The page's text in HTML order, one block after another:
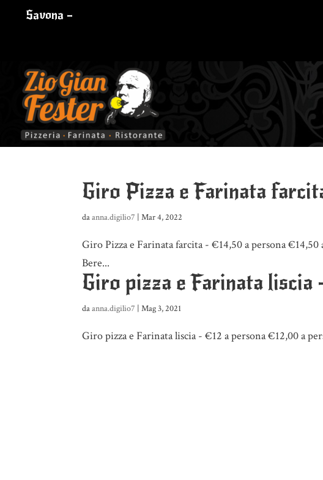
Savona –
Giro Pizza e Farinata
daanna.digilio7 |Mar 4, 2022
Giro Pizza e Farinata farcita - €14,50 a persona
Bere...
Giro pizza e Farinata liscia
daanna.digilio7 |Mag 3, 2021
Giro pizza e Farinata liscia - €12 a persona €12,00 a